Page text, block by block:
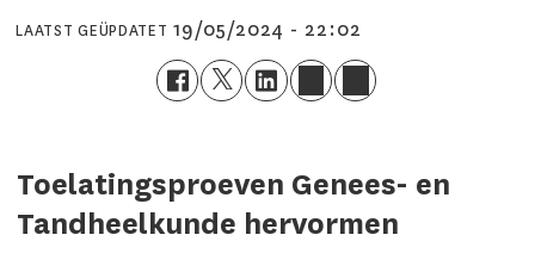
LAATST GEÜPDATET 19/05/2024 - 22:02
Toelatingsproeven Genees- en
Tandheelkunde hervormen